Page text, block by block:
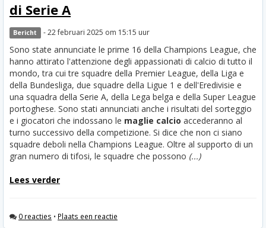
di Serie A
Bericht - 22 februari 2025 om 15:15 uur
Sono state annunciate le prime 16 della Champions League, che
hanno attirato l'attenzione degli appassionati di calcio di tutto il
mondo, tra cui tre squadre della Premier League, della Liga e
della Bundesliga, due squadre della Ligue 1 e dell'Eredivisie e
una squadra della Serie A, della Lega belga e della Super League
portoghese. Sono stati annunciati anche i risultati del sorteggio
e i giocatori che indossano le maglie calcio accederanno al
turno successivo della competizione. Si dice che non ci siano
squadre deboli nella Champions League. Oltre al supporto di un
gran numero di tifosi, le squadre che possono (...)
Lees verder
0 reacties • Plaats een reactie